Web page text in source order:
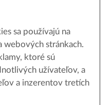
sa používajú na
webových stránkach.
ktoré sú
užívateľov, a
a inzerentov tretích